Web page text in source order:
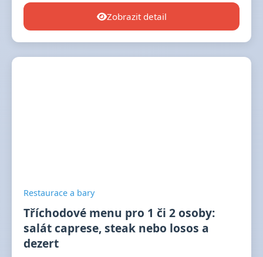
Zobrazit detail
Restaurace a bary
Tříchodové menu pro 1 či 2 osoby:
salát caprese, steak nebo losos a
dezert